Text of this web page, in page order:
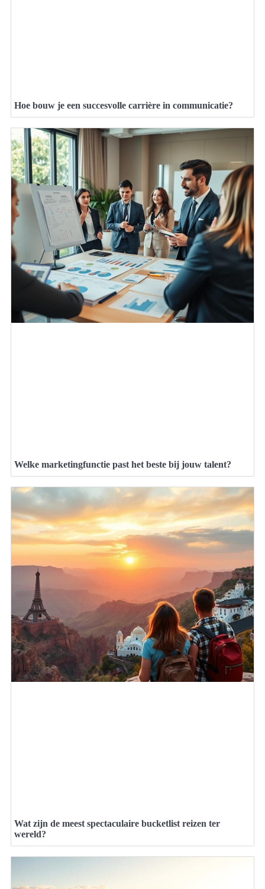
Hoe bouw je een succesvolle carrière in communicatie?
Welke marketingfunctie past het beste bij jouw talent?
Wat zijn de meest spectaculaire bucketlist reizen ter
wereld?